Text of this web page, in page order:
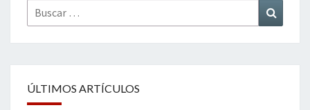
Buscar
por:
ÚLTIMOS ARTÍCULOS